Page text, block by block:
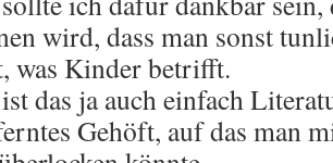
wird, dass man sonst
was Kinder betrifft.
das ja auch einfach
Gehöft, auf das man